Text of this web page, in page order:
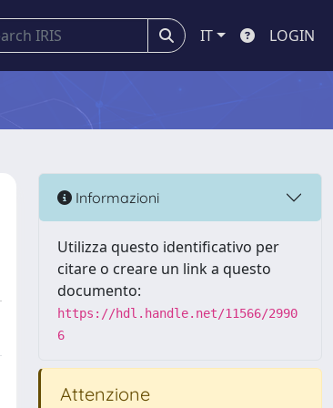
IT LOGIN
Informazioni
Utilizza questo identificativo per
citare o creare un link a questo
documento:
https://hdl.handle.net/11566/2990
6
Attenzione